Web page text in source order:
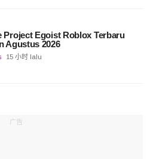
Project Egoist Roblox Terbaru
Agustus 2026
15 小时 lalu
广告